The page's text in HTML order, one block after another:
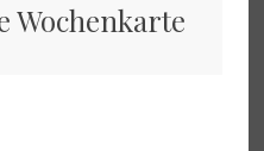
Wochenkarte